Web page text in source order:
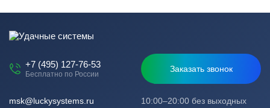
+7 (495) 127-76-53
Бесплатно по России
Заказать звонок
10:00–20:00 без выходных
msk@luckysystems.ru